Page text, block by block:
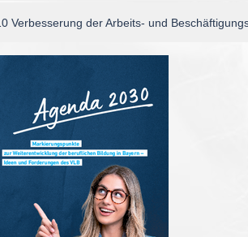
Verbesserung der Arbeits- und